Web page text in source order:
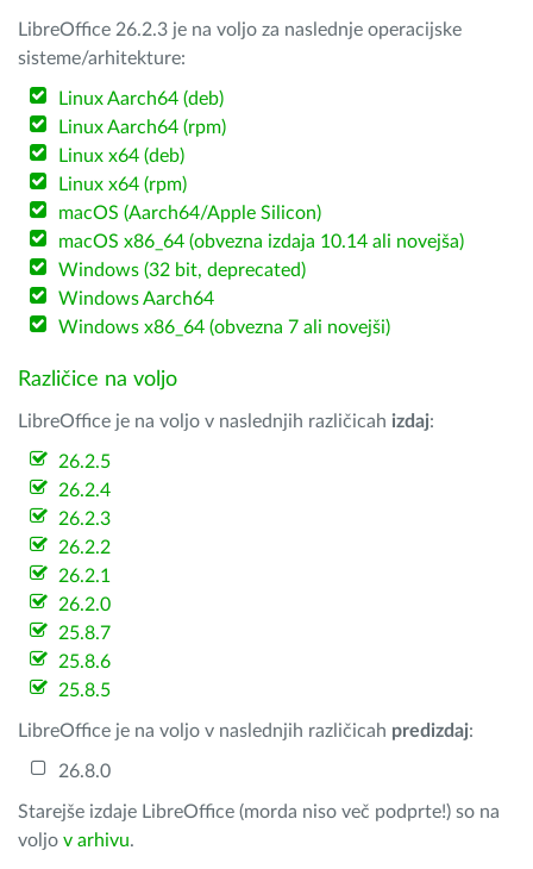
LibreOffice 26.2.3 je na voljo za naslednje operacijske
sisteme/arhitekture:
Linux Aarch64 (deb)
Linux Aarch64 (rpm)
Linux x64 (deb)
Linux x64 (rpm)
macOS (Aarch64/Apple Silicon)
macOS x86_64 (obvezna izdaja 10.14 ali novejša)
Windows (32 bit, deprecated)
Windows Aarch64
Windows x86_64 (obvezna 7 ali novejši)
Različice na voljo
LibreOffice je na voljo v naslednjih različicah izdaj:
26.2.5
26.2.4
26.2.3
26.2.2
26.2.1
26.2.0
25.8.7
25.8.6
25.8.5
LibreOffice je na voljo v naslednjih različicah predizdaj:
26.8.0
Starejše izdaje LibreOffice (morda niso več podprte!) so na
voljo v arhivu.